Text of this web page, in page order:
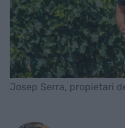
Josep Serra, propietari